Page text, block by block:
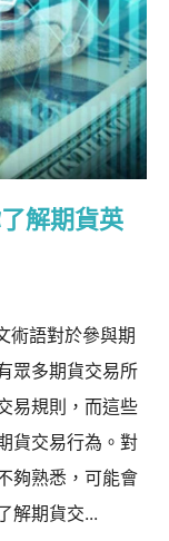
解期貨英
術語對於參與期
眾多期貨交易所
易規則，而這些
貨交易行為。對
夠熟悉，可能會
解期貨交...